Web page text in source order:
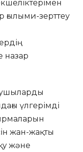
зерттеу
назар
үлгерімді
жан-жақты
және